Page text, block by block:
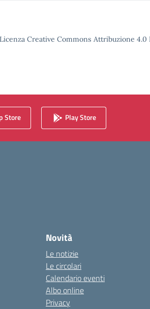
Creative Commons Attribuzione 4.0
Store Play Store
Novità
Le notizie
Le circolari
Calendario eventi
Albo online
Privacy